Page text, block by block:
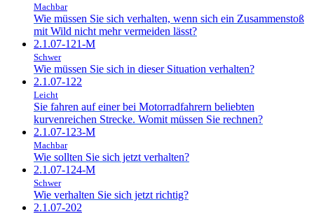
Machbar
Wie müssen Sie sich verhalten, wenn sich ein Zusammenstoß
mit Wild nicht mehr vermeiden lässt?
2.1.07-121-M
Schwer
Wie müssen Sie sich in dieser Situation verhalten?
2.1.07-122
Leicht
Sie fahren auf einer bei Motorradfahrern beliebten
kurvenreichen Strecke. Womit müssen Sie rechnen?
2.1.07-123-M
Machbar
Wie sollten Sie sich jetzt verhalten?
2.1.07-124-M
Schwer
Wie verhalten Sie sich jetzt richtig?
2.1.07-202